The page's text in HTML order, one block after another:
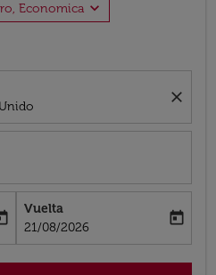
Economica expand_more
close
aria-label
Vuelta
fc-booking-return-date-aria-label
21/08/2026
today